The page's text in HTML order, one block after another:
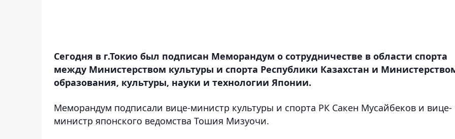
Сегодня в г.Токио был подписан Меморандум о сотрудничестве в области спорта
между Министерством культуры и спорта Республики Казахстан и
образования, культуры, науки и технологии Японии.
Меморандум подписали вице-министр культуры и спорта РК Сакен Мусайбеков и вице-
министр японского ведомства Тошия Мизуочи.